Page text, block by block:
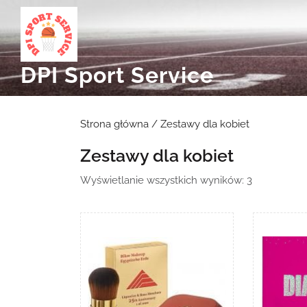
content
DPI Sport Service
Strona główna / Zestawy dla kobiet
Zestawy dla kobiet
Wyświetlanie wszystkich wyników: 3